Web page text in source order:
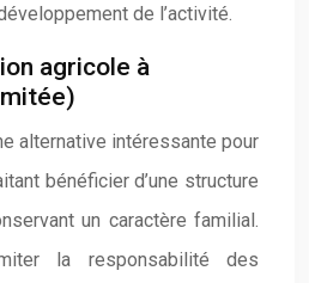
de l’activité.
agricole à
alternative intéressante pour
bénéficier d’une structure
un caractère familial.
la responsabilité des